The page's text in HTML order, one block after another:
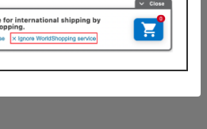
ルマガジン
ア」のお得＆うれしい情報をお届けい